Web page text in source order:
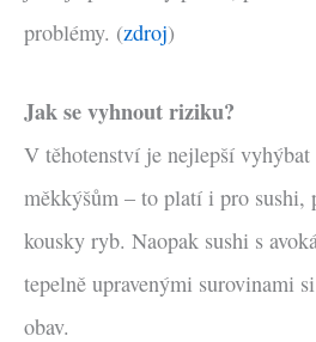
problémy. (zdroj)
Jak se vyhnout riziku?
V těhotenství je nejlepší vyhýbat
měkkýšům – to platí i pro sushi,
kousky ryb. Naopak sushi s
tepelně upravenými surovinami
obav.